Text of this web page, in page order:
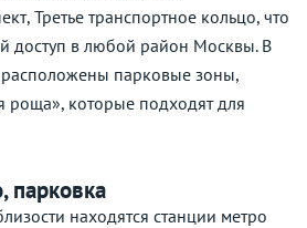
Третье транспортное кольцо, что
доступ в любой район Москвы. В
расположены парковые зоны,
роща», которые подходят для
парковка
находятся станции метро